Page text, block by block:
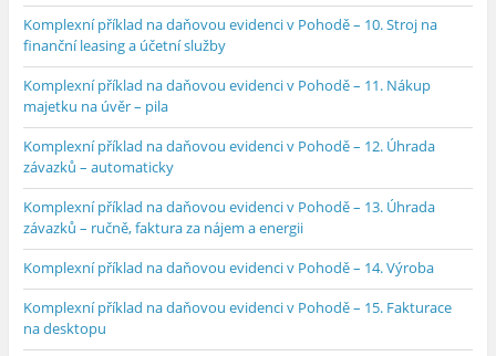
Komplexní příklad na daňovou evidenci v Pohodě – 10. Stroj na
finanční leasing a účetní služby
Komplexní příklad na daňovou evidenci v Pohodě – 11. Nákup
majetku na úvěr – pila
Komplexní příklad na daňovou evidenci v Pohodě – 12. Úhrada
závazků – automaticky
Komplexní příklad na daňovou evidenci v Pohodě – 13. Úhrada
závazků – ručně, faktura za nájem a energii
Komplexní příklad na daňovou evidenci v Pohodě – 14. Výroba
Komplexní příklad na daňovou evidenci v Pohodě – 15. Fakturace
na desktopu